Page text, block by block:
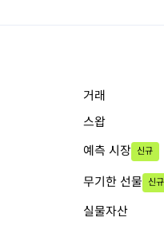
거래
스왑
예측 시장 신규
무기한 선물 신규
실물자산